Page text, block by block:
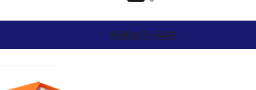
收購加分小秘訣